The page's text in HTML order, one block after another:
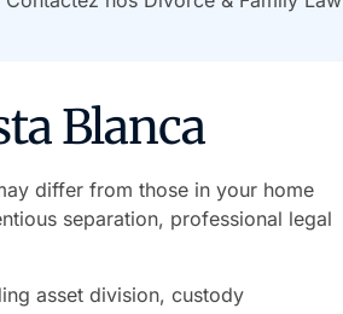
Blanca
differ from those in your home
separation, professional legal
asset division, custody